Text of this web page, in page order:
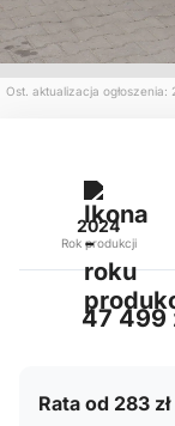
Ost. aktualizacja ogłoszenia:
2024
Rok produkcji
47 499
Rata od 283 zł